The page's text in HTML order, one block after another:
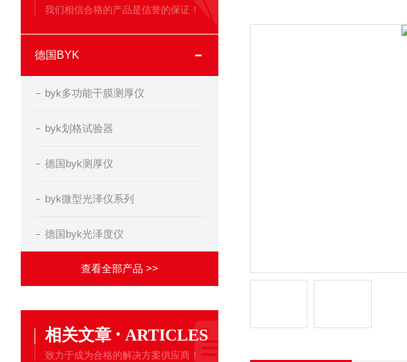
我们相信合格的产品是信誉的保证！
德国BYK
byk多功能干膜测厚仪
byk划格试验器
德国byk测厚仪
byk微型光泽仪系列
德国byk光泽度仪
查看全部产品 >>
相关文章 · ARTICLES
致力于成为合格的解决方案供应商！